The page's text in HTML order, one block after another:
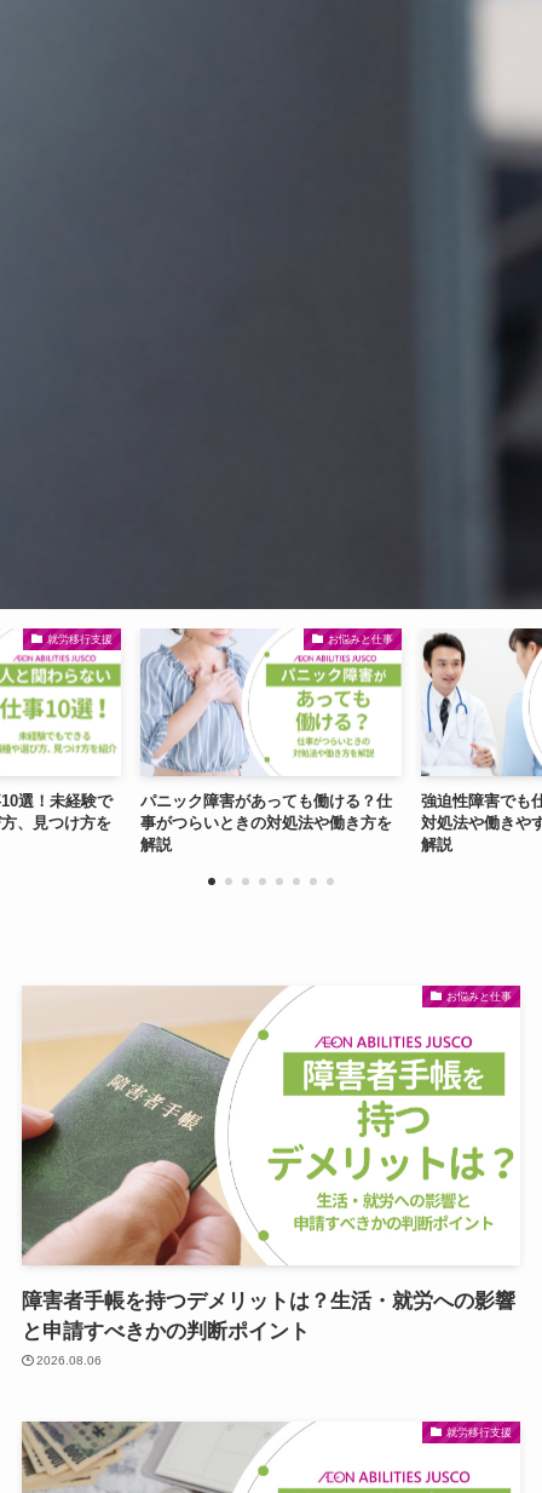
お悩みと仕事
があっても働ける？仕
きの対処法や働き方を
お悩みと仕事
強迫性障害でも仕事は続けられる？
対処法や働きやすい環境、相談先を
適応障
ント
お悩みと仕事
障害者手帳を持つデメリットは？生活・就労への影響
と申請すべきかの判断ポイント
2026.08.06
就労移行支援